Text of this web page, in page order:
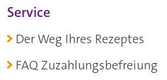
Service
Der Weg Ihres Rezeptes
FAQ Zuzahlungsbefreiung